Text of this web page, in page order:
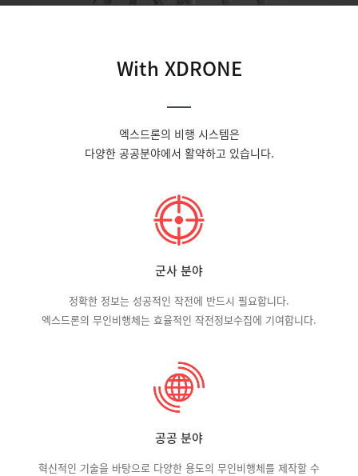
With XDRONE
엑스드론의 비행 시스템은
다양한 공공분야에서 활약하고 있습니다.
군사 분야
정확한 정보는 성공적인 작전에 반드시 필요합니다.
엑스드론의 무인비행체는 효율적인 작전정보수집에 기여합니다.
공공 분야
혁신적인 기술을 바탕으로 다양한 용도의 무인비행체를 제작할 수